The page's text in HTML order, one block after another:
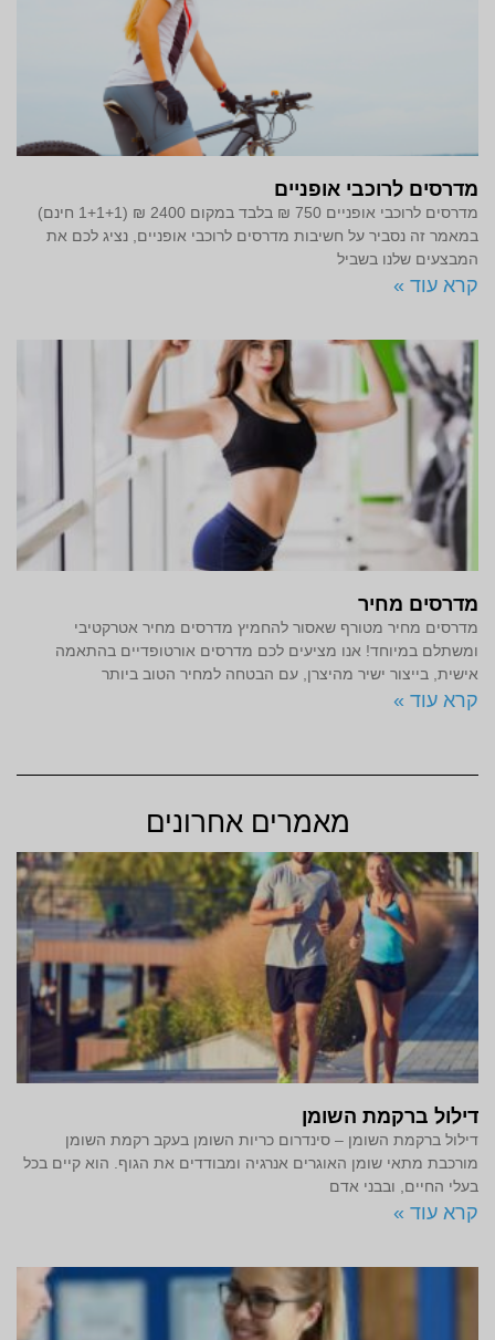
מדרסים לרוכבי אופניים
מדרסים לרוכבי אופניים 750 ₪ בלבד במקום 2400 ₪ (1+1+1 חינם)
במאמר זה נסביר על חשיבות מדרסים לרוכבי אופניים, נציג לכם את
המבצעים שלנו בשביל
קרא עוד »
מדרסים מחיר
מדרסים מחיר מטורף שאסור להחמיץ מדרסים מחיר אטרקטיבי
ומשתלם במיוחד! אנו מציעים לכם מדרסים אורטופדיים בהתאמה
אישית, בייצור ישיר מהיצרן, עם הבטחה למחיר הטוב ביותר
קרא עוד »
מאמרים אחרונים
דילול ברקמת השומן
דילול ברקמת השומן – סינדרום כריות השומן בעקב רקמת השומן
מורכבת מתאי שומן האוגרים אנרגיה ומבודדים את הגוף. הוא קיים בכל
בעלי החיים, ובבני אדם
קרא עוד »